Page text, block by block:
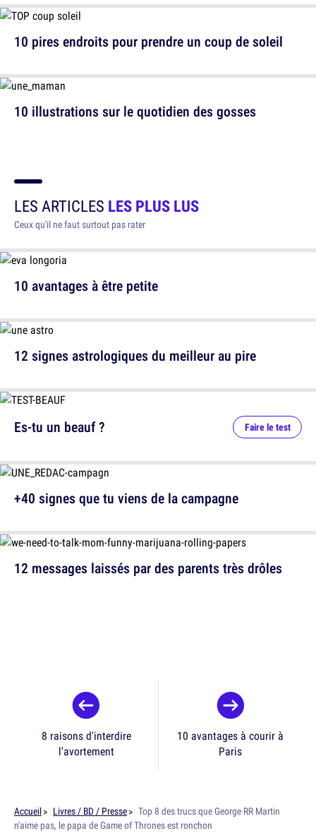
10 pires endroits pour prendre un coup de soleil
10 illustrations sur le quotidien des gosses
LES ARTICLES LES PLUS LUS
Ceux qu'il ne faut surtout pas rater
10 avantages à être petite
12 signes astrologiques du meilleur au pire
12 messages laissés par des parents très drôles
Es-tu un beauf ? Faire le test
+40 signes que tu viens de la campagne
8 raisons d'interdire
l'avortement
10 avantages à courir à
Paris
Accueil Livres / BD / Presse
Top 8 des trucs que George RR Martin
n'aime pas, le papa de Game of Thrones est ronchon